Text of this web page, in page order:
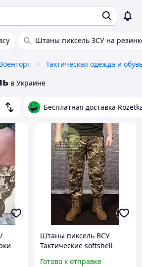
Штаны пиксель ЗСУ на
Тактическая одежда и
в Украине
Бесплатная доставка
Штаны пиксель ВСУ
Тактические softshell
Готово к отправке